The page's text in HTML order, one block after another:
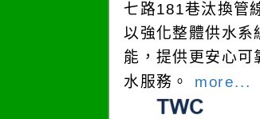
七路181巷汰換管
以強化整體供水系
能，提供更安心可
水服務。 more...